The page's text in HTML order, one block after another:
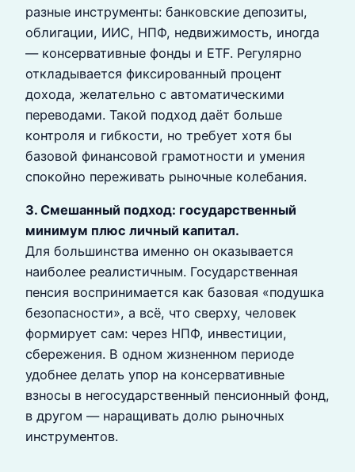
разные инструменты: банковские депозиты,
облигации, ИИС, НПФ, недвижимость, иногда
— консервативные фонды и ETF. Регулярно
откладывается фиксированный процент
дохода, желательно с автоматическими
переводами. Такой подход даёт больше
контроля и гибкости, но требует хотя бы
базовой финансовой грамотности и умения
спокойно переживать рыночные колебания.
3. Смешанный подход: государственный
минимум плюс личный капитал.
Для большинства именно он оказывается
наиболее реалистичным. Государственная
пенсия воспринимается как базовая «подушка
безопасности», а всё, что сверху, человек
формирует сам: через НПФ, инвестиции,
сбережения. В одном жизненном периоде
удобнее делать упор на консервативные
взносы в негосударственный пенсионный фонд,
в другом — наращивать долю рыночных
инструментов.